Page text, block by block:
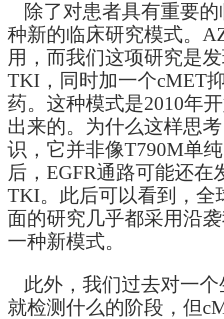
除了对患者具有重要
种新的临床研究模式。
用，而我们这项研究是
TKI，同时加一个cMET
药。这种模式是2010年
出来的。为什么这样思
识，它并非像T790M单
后，EGFR通路可能还
TKI。此后可以看到，全
面的研究几乎都采用沿
一种新模式。
此外，我们过去对一
就检测什么的阶段，但